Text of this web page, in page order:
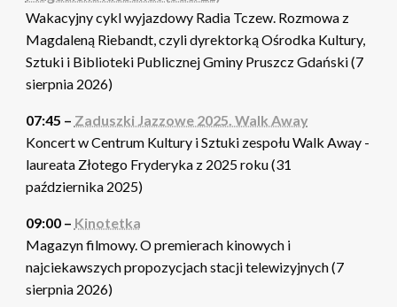
Wakacyjny cykl wyjazdowy Radia Tczew. Rozmowa z
Magdaleną Riebandt, czyli dyrektorką Ośrodka Kultury,
Sztuki i Biblioteki Publicznej Gminy Pruszcz Gdański (7
sierpnia 2026)
07:45 – Zaduszki Jazzowe 2025. Walk Away
Koncert w Centrum Kultury i Sztuki zespołu Walk Away -
laureata Złotego Fryderyka z 2025 roku (31
października 2025)
09:00 – Kinotetka
Magazyn filmowy. O premierach kinowych i
najciekawszych propozycjach stacji telewizyjnych (7
sierpnia 2026)